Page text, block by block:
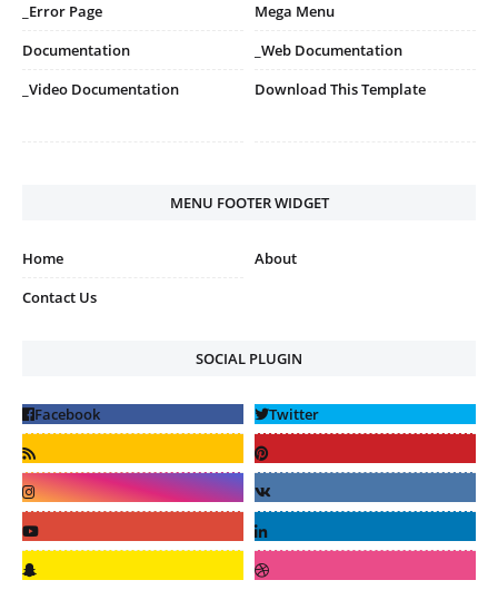
_Error Page
Mega Menu
Documentation
_Web Documentation
_Video Documentation
Download This Template
MENU FOOTER WIDGET
Home
About
Contact Us
SOCIAL PLUGIN